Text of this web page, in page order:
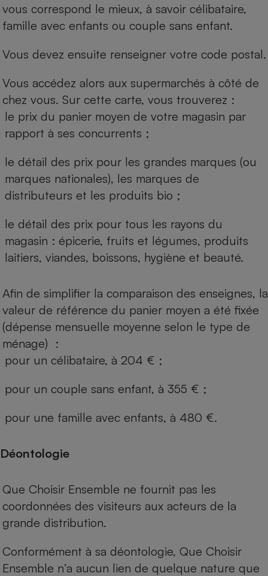
vous correspond le mieux, à savoir célibataire,
famille avec enfants ou couple sans enfant.
Vous devez ensuite renseigner votre code postal.
Vous accédez alors aux supermarchés à côté de
chez vous. Sur cette carte, vous trouverez :
le prix du panier moyen de votre magasin par
rapport à ses concurrents ;
le détail des prix pour les grandes marques (ou
marques nationales), les marques de
distributeurs et les produits bio ;
le détail des prix pour tous les rayons du
magasin : épicerie, fruits et légumes, produits
laitiers, viandes, boissons, hygiène et beauté.
Afin de simplifier la comparaison des enseignes, la
valeur de référence du panier moyen a été fixée
(dépense mensuelle moyenne selon le type de
ménage) :
pour un célibataire, à 204 € ;
pour un couple sans enfant, à 355 € ;
pour une famille avec enfants, à 480 €.
Déontologie
Que Choisir Ensemble ne fournit pas les
coordonnées des visiteurs aux acteurs de la
grande distribution.
Conformément à sa déontologie, Que Choisir
Ensemble n’a aucun lien de quelque nature que